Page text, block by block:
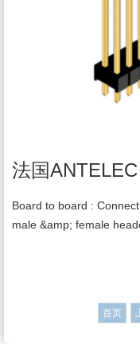
法国
Board to board :
male &amp; female
首页